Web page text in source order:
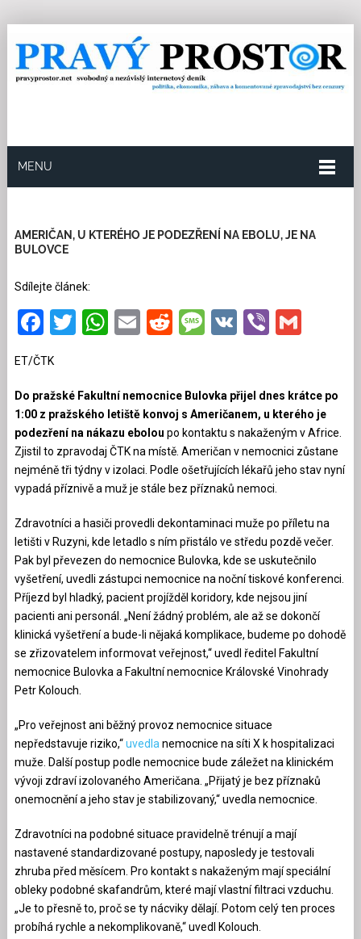
MENU
AMERIČAN, U KTERÉHO JE PODEZŘENÍ NA EBOLU, JE NA
BULOVCE
Sdílejte článek:
Facebook
Twitter
WhatsApp
EmailRedditMessage
VKViber
ET/ČTK
Do pražské Fakultní nemocnice Bulovka přijel dnes krátce po
1:00 z pražského letiště konvoj s Američanem, u kterého je
podezření na nákazu ebolou po kontaktu s nakaženým v Africe.
Zjistil to zpravodaj ČTK na místě. Američan v nemocnici zůstane
nejméně tři týdny v izolaci. Podle ošetřujících lékařů jeho stav nyní
vypadá příznivě a muž je stále bez příznaků nemoci.
Zdravotníci a hasiči provedli dekontaminaci muže po příletu na
letišti v Ruzyni, kde letadlo s ním přistálo ve středu pozdě večer.
Pak byl převezen do nemocnice Bulovka, kde se uskutečnilo
vyšetření, uvedli zástupci nemocnice na noční tiskové konferenci.
Příjezd byl hladký, pacient projížděl koridory, kde nejsou jiní
pacienti ani personál. „Není žádný problém, ale až se dokončí
klinická vyšetření a bude-li nějaká komplikace, budeme po dohodě
se zřizovatelem informovat veřejnost,“ uvedl ředitel Fakultní
nemocnice Bulovka a Fakultní nemocnice Královské Vinohrady
Petr Kolouch.
„Pro veřejnost ani běžný provoz nemocnice situace
nepředstavuje riziko,“uvedla nemocnice na síti X k hospitalizaci
muže. Další postup podle nemocnice bude záležet na klinickém
vývoji zdraví izolovaného Američana. „Přijatý je bez příznaků
onemocnění a jeho stav je stabilizovaný,“ uvedla nemocnice.
Zdravotníci na podobné situace pravidelně trénují a mají
nastavené standardizované postupy, naposledy je testovali
zhruba před měsícem. Pro kontakt s nakaženým mají speciální
obleky podobné skafandrům, které mají vlastní filtraci vzduchu.
„Je to přesně to, proč se ty nácviky dělají. Potom celý ten proces
probíhá rychle a nekomplikovaně,“ uvedl Kolouch.